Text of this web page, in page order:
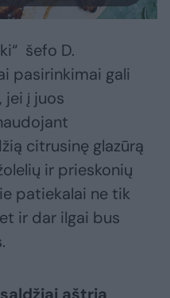
šefo D.
pasirinkimai gali
jei į juos
citrusinę glazūrą
ir prieskonių
patiekalai ne tik
ir dar ilgai bus